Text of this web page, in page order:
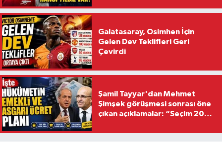
Galatasaray, Osimhen İçin
Gelen Dev Teklifleri Geri
Çevirdi
Şamil Tayyar'dan Mehmet
Şimşek görüşmesi sonrası öne
çıkan açıklamalar: “Seçim 2028